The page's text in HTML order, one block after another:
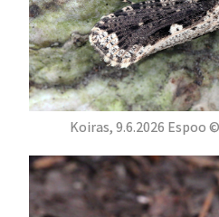
Koiras, 9.6.2026 Espoo